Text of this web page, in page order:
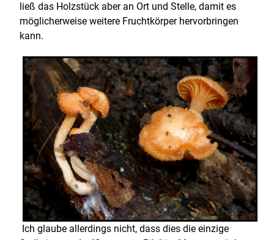
ließ das Holzstück aber an Ort und Stelle, damit es
möglicherweise weitere Fruchtkörper hervorbringen
kann.
Ich glaube allerdings nicht, dass dies die einzige